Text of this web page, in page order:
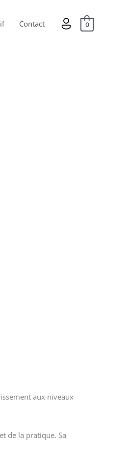
Contact 0
aux niveaux
de la pratique. Sa